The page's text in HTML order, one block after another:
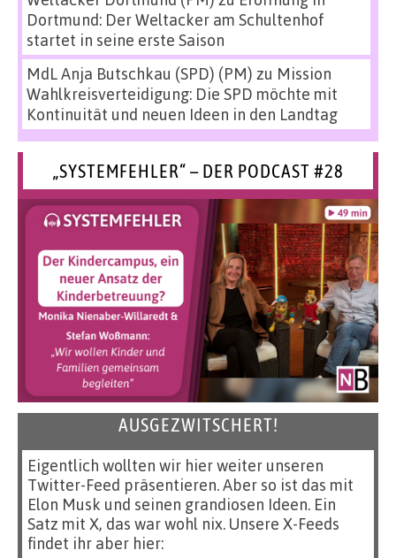
Dortmund: Der Weltacker am Schultenhof
startet in seine erste Saison
MdL Anja Butschkau (SPD) (PM) zu Mission
Wahlkreisverteidigung: Die SPD möchte mit
Kontinuität und neuen Ideen in den Landtag
„SYSTEMFEHLER“ – DER PODCAST #28
AUSGEZWITSCHERT!
Eigentlich wollten wir hier weiter unseren
Twitter-Feed präsentieren. Aber so ist das mit
Elon Musk und seinen grandiosen Ideen. Ein
Satz mit X, das war wohl nix. Unsere X-Feeds
findet ihr aber hier: